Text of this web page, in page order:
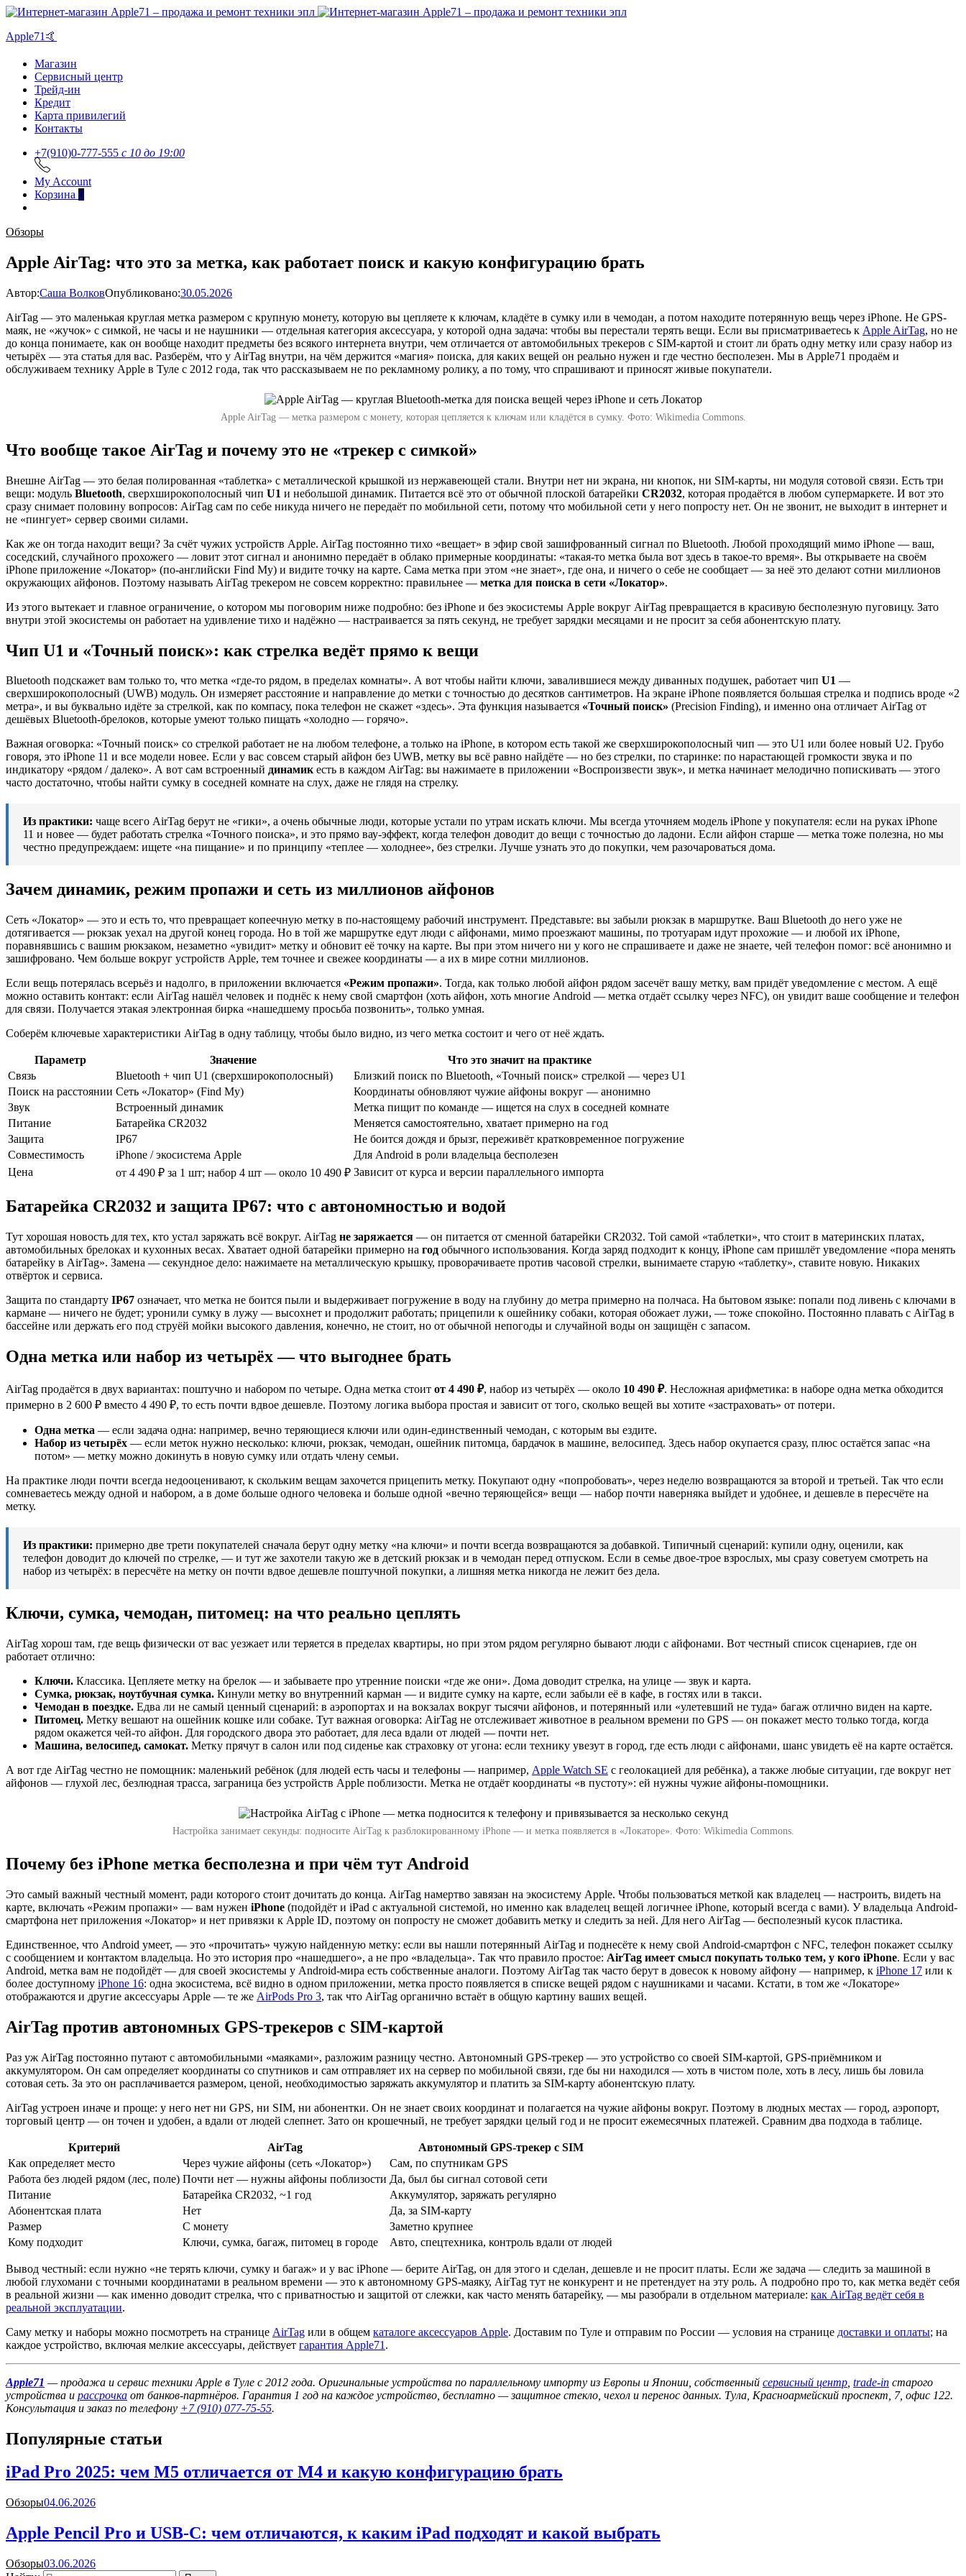
Apple71🤙
Магазин
Сервисный центр
Трейд-ин
Кредит
Карта привилегий
Контакты
+7(910)0-777-555 c 10 до 19:00
My Account
Корзина 0
Обзоры
Apple AirTag: что это за метка, как работает поиск и какую конфигурацию брать
Автор:Саша ВолковОпубликовано:30.05.2026
AirTag — это маленькая круглая метка размером с крупную монету, которую вы цепляете к ключам, кладёте в сумку или в чемодан, а потом находите потерянную вещь через iPhone. Не GPS-
маяк, не «жучок» с симкой, не часы и не наушники — отдельная категория аксессуара, у которой одна задача: чтобы вы перестали терять вещи. Если вы присматриваетесь к Apple AirTag, но не
до конца понимаете, как он вообще находит предметы без всякого интернета внутри, чем отличается от автомобильных трекеров с SIM-картой и стоит ли брать одну метку или сразу набор из
четырёх — эта статья для вас. Разберём, что у AirTag внутри, на чём держится «магия» поиска, для каких вещей он реально нужен и где честно бесполезен. Мы в Apple71 продаём и
обслуживаем технику Apple в Туле с 2012 года, так что рассказываем не по рекламному ролику, а по тому, что спрашивают и приносят живые покупатели.
Apple AirTag — метка размером с монету, которая цепляется к ключам или кладётся в сумку. Фото: Wikimedia Commons.
Что вообще такое AirTag и почему это не «трекер с симкой»
Внешне AirTag — это белая полированная «таблетка» с металлической крышкой из нержавеющей стали. Внутри нет ни экрана, ни кнопок, ни SIM-карты, ни модуля сотовой связи. Есть три
вещи: модуль Bluetooth, сверхширокополосный чип U1 и небольшой динамик. Питается всё это от обычной плоской батарейки CR2032, которая продаётся в любом супермаркете. И вот это
сразу снимает половину вопросов: AirTag сам по себе никуда ничего не передаёт по мобильной сети, потому что мобильной сети у него попросту нет. Он не звонит, не выходит в интернет и
не «пингует» сервер своими силами.
Как же он тогда находит вещи? За счёт чужих устройств Apple. AirTag постоянно тихо «вещает» в эфир свой зашифрованный сигнал по Bluetooth. Любой проходящий мимо iPhone — ваш,
соседский, случайного прохожего — ловит этот сигнал и анонимно передаёт в облако примерные координаты: «такая-то метка была вот здесь в такое-то время». Вы открываете на своём
iPhone приложение «Локатор» (по-английски Find My) и видите точку на карте. Сама метка при этом «не знает», где она, и ничего о себе не сообщает — за неё это делают сотни миллионов
окружающих айфонов. Поэтому называть AirTag трекером не совсем корректно: правильнее — метка для поиска в сети «Локатор».
Из этого вытекает и главное ограничение, о котором мы поговорим ниже подробно: без iPhone и без экосистемы Apple вокруг AirTag превращается в красивую бесполезную пуговицу. Зато
внутри этой экосистемы он работает на удивление тихо и надёжно — настраивается за пять секунд, не требует зарядки месяцами и не просит за себя абонентскую плату.
Чип U1 и «Точный поиск»: как стрелка ведёт прямо к вещи
Bluetooth подскажет вам только то, что метка «где-то рядом, в пределах комнаты». А вот чтобы найти ключи, завалившиеся между диванных подушек, работает чип U1 —
сверхширокополосный (UWB) модуль. Он измеряет расстояние и направление до метки с точностью до десятков сантиметров. На экране iPhone появляется большая стрелка и подпись вроде «2
метра», и вы буквально идёте за стрелкой, как по компасу, пока телефон не скажет «здесь». Эта функция называется «Точный поиск» (Precision Finding), и именно она отличает AirTag от
дешёвых Bluetooth-брелоков, которые умеют только пищать «холодно — горячо».
Важная оговорка: «Точный поиск» со стрелкой работает не на любом телефоне, а только на iPhone, в котором есть такой же сверхширокополосный чип — это U1 или более новый U2. Грубо
говоря, это iPhone 11 и все модели новее. Если у вас совсем старый айфон без UWB, метку вы всё равно найдёте — но без стрелки, по старинке: по нарастающей громкости звука и по
индикатору «рядом / далеко». А вот сам встроенный динамикесть в каждом AirTag: вы нажимаете в приложении «Воспроизвести звук», и метка начинает мелодично попискивать — этого
часто достаточно, чтобы найти сумку в соседней комнате на слух, даже не глядя на стрелку.
Из практики: чаще всего AirTag берут не «гики», а очень обычные люди, которые устали по утрам искать ключи. Мы всегда уточняем модель iPhone у покупателя: если на руках iPhone
11 и новее — будет работать стрелка «Точного поиска», и это прямо вау-эффект, когда телефон доводит до вещи с точностью до ладони. Если айфон старше — метка тоже полезна, но мы
честно предупреждаем: ищете «на пищание» и по принципу «теплее — холоднее», без стрелки. Лучше узнать это до покупки, чем разочароваться дома.
Зачем динамик, режим пропажи и сеть из миллионов айфонов
Сеть «Локатор» — это и есть то, что превращает копеечную метку в по-настоящему рабочий инструмент. Представьте: вы забыли рюкзак в маршрутке. Ваш Bluetooth до него уже не
дотягивается — рюкзак уехал на другой конец города. Но в той же маршрутке едут люди с айфонами, мимо проезжают машины, по тротуарам идут прохожие — и любой их iPhone,
поравнявшись с вашим рюкзаком, незаметно «увидит» метку и обновит её точку на карте. Вы при этом ничего ни у кого не спрашиваете и даже не знаете, чей телефон помог: всё анонимно и
зашифровано. Чем больше вокруг устройств Apple, тем точнее и свежее координаты — а их в мире сотни миллионов.
Если вещь потерялась всерьёз и надолго, в приложении включается «Режим пропажи». Тогда, как только любой айфон рядом засечёт вашу метку, вам придёт уведомление с местом. А ещё
можно оставить контакт: если AirTag нашёл человек и поднёс к нему свой смартфон (хоть айфон, хоть многие Android — метка отдаёт ссылку через NFC), он увидит ваше сообщение и телефон
для связи. Получается этакая электронная бирка «нашедшему просьба позвонить», только умная.
Соберём ключевые характеристики AirTag в одну таблицу, чтобы было видно, из чего метка состоит и чего от неё ждать.
Параметр Значение
Что это значит на практике
Связь
Bluetooth + чип U1 (сверхширокополосный)
Близкий поиск по Bluetooth, «Точный поиск» стрелкой — через U1
Поиск на расстоянии Сеть «Локатор» (Find My)
Координаты обновляют чужие айфоны вокруг — анонимно
Звук
Встроенный динамик
Метка пищит по команде — ищется на слух в соседней комнате
Питание
Батарейка CR2032
Меняется самостоятельно, хватает примерно на год
Защита
IP67
Не боится дождя и брызг, переживёт кратковременное погружение
Совместимость
iPhone / экосистема Apple
Для Android в роли владельца бесполезен
Цена
от 4 490 ₽ за 1 шт; набор 4 шт — около 10 490 ₽ Зависит от курса и версии параллельного импорта
Батарейка CR2032 и защита IP67: что с автономностью и водой
Тут хорошая новость для тех, кто устал заряжать всё вокруг. AirTag не заряжается — он питается от сменной батарейки CR2032. Той самой «таблетки», что стоит в материнских платах,
автомобильных брелоках и кухонных весах. Хватает одной батарейки примерно на год обычного использования. Когда заряд подходит к концу, iPhone сам пришлёт уведомление «пора менять
батарейку в AirTag». Замена — секундное дело: нажимаете на металлическую крышку, проворачиваете против часовой стрелки, вынимаете старую «таблетку», ставите новую. Никаких
отвёрток и сервиса.
Защита по стандарту IP67 означает, что метка не боится пыли и выдерживает погружение в воду на глубину до метра примерно на полчаса. На бытовом языке: попали под ливень с ключами в
кармане — ничего не будет; уронили сумку в лужу — высохнет и продолжит работать; прицепили к ошейнику собаки, которая обожает лужи, — тоже спокойно. Постоянно плавать с AirTag в
бассейне или держать его под струёй мойки высокого давления, конечно, не стоит, но от обычной непогоды и случайной воды он защищён с запасом.
Одна метка или набор из четырёх — что выгоднее брать
AirTag продаётся в двух вариантах: поштучно и набором по четыре. Одна метка стоит от 4 490 ₽, набор из четырёх — около 10 490 ₽. Несложная арифметика: в наборе одна метка обходится
примерно в 2 600 ₽ вместо 4 490 ₽, то есть почти вдвое дешевле. Поэтому логика выбора простая и зависит от того, сколько вещей вы хотите «застраховать» от потери.
Одна метка — если задача одна: например, вечно теряющиеся ключи или один-единственный чемодан, с которым вы ездите.
Набор из четырёх — если меток нужно несколько: ключи, рюкзак, чемодан, ошейник питомца, бардачок в машине, велосипед. Здесь набор окупается сразу, плюс остаётся запас «на
потом» — метку можно докинуть в новую сумку или отдать члену семьи.
На практике люди почти всегда недооценивают, к скольким вещам захочется прицепить метку. Покупают одну «попробовать», через неделю возвращаются за второй и третьей. Так что если
сомневаетесь между одной и набором, а в доме больше одного человека и больше одной «вечно теряющейся» вещи — набор почти наверняка выйдет и удобнее, и дешевле в пересчёте на
метку.
Из практики: примерно две трети покупателей сначала берут одну метку «на ключи» и почти всегда возвращаются за добавкой. Типичный сценарий: купили одну, оценили, как
телефон доводит до ключей по стрелке, — и тут же захотели такую же в детский рюкзак и в чемодан перед отпуском. Если в семье двое-трое взрослых, мы сразу советуем смотреть на
набор из четырёх: в пересчёте на метку он почти вдвое дешевле поштучной покупки, а лишняя метка никогда не лежит без дела.
Ключи, сумка, чемодан, питомец: на что реально цеплять
AirTag хорош там, где вещь физически от вас уезжает или теряется в пределах квартиры, но при этом рядом регулярно бывают люди с айфонами. Вот честный список сценариев, где он
работает отлично:
Ключи. Классика. Цепляете метку на брелок — и забываете про утренние поиски «где же они». Дома доводит стрелка, на улице — звук и карта.
Сумка, рюкзак, ноутбучная сумка. Кинули метку во внутренний карман — и видите сумку на карте, если забыли её в кафе, в гостях или в такси.
Чемодан в поездке. Едва ли не самый ценный сценарий: в аэропортах и на вокзалах вокруг тысячи айфонов, и потерянный или «улетевший не туда» багаж отлично виден на карте.
Питомец. Метку вешают на ошейник кошке или собаке. Тут важная оговорка: AirTag не отслеживает животное в реальном времени по GPS — он покажет место только тогда, когда
рядом окажется чей-то айфон. Для городского двора это работает, для леса вдали от людей — почти нет.
Машина, велосипед, самокат. Метку прячут в салон или под сиденье как страховку от угона: если технику увезут в город, где есть люди с айфонами, шанс увидеть её на карте остаётся.
А вот где AirTag честно не помощник: маленький ребёнок (для людей есть часы и телефоны — например, Apple Watch SE с геолокацией для ребёнка), а также любые ситуации, где вокруг нет
айфонов — глухой лес, безлюдная трасса, заграница без устройств Apple поблизости. Метка не отдаёт координаты «в пустоту»: ей нужны чужие айфоны-помощники.
Настройка занимает секунды: подносите AirTag к разблокированному iPhone — и метка появляется в «Локаторе». Фото: Wikimedia Commons.
Почему без iPhone метка бесполезна и при чём тут Android
Это самый важный честный момент, ради которого стоит дочитать до конца. AirTag намертво завязан на экосистему Apple. Чтобы пользоваться меткой как владелец — настроить, видеть на
карте, включать «Режим пропажи» — вам нужен iPhone (подойдёт и iPad с актуальной системой, но именно как владелец вещей логичнее iPhone, который всегда с вами). У владельца Android-
смартфона нет приложения «Локатор» и нет привязки к Apple ID, поэтому он попросту не сможет добавить метку и следить за ней. Для него AirTag — бесполезный кусок пластика.
Единственное, что Android умеет, — это «прочитать» чужую найденную метку: если вы нашли потерянный AirTag и поднесёте к нему свой Android-смартфон с NFC, телефон покажет ссылку
с сообщением и контактом владельца. Но это история про «нашедшего», а не про «владельца». Так что правило простое: AirTag имеет смысл покупать только тем, у кого iPhone. Если у вас
Android, метка вам не подойдёт — для своей экосистемы у Android-мира есть собственные аналоги. Поэтому AirTag так часто берут в довесок к новому айфону — например, к iPhone 17 или к
более доступному iPhone 16: одна экосистема, всё видно в одном приложении, метка просто появляется в списке вещей рядом с наушниками и часами. Кстати, в том же «Локаторе»
отображаются и другие аксессуары Apple — те же AirPods Pro 3, так что AirTag органично встаёт в общую картину ваших вещей.
AirTag против автономных GPS-трекеров с SIM-картой
Раз уж AirTag постоянно путают с автомобильными «маяками», разложим разницу честно. Автономный GPS-трекер — это устройство со своей SIM-картой, GPS-приёмником и
аккумулятором. Он сам определяет координаты со спутников и сам отправляет их на сервер по мобильной связи, где бы ни находился — хоть в чистом поле, хоть в лесу, лишь бы ловила
сотовая сеть. За это он расплачивается размером, ценой, необходимостью заряжать аккумулятор и платить за SIM-карту абонентскую плату.
AirTag устроен иначе и проще: у него нет ни GPS, ни SIM, ни абонентки. Он не знает своих координат и полагается на чужие айфоны вокруг. Поэтому в людных местах — город, аэропорт,
торговый центр — он точен и удобен, а вдали от людей слепнет. Зато он крошечный, не требует зарядки целый год и не просит ежемесячных платежей. Сравним два подхода в таблице.
Критерий AirTag
Автономный GPS-трекер с SIM
Как определяет место
Через чужие айфоны (сеть «Локатор»)
Сам, по спутникам GPS
Работа без людей рядом (лес, поле) Почти нет — нужны айфоны поблизости Да, был бы сигнал сотовой сети
Питание
Батарейка CR2032, ~1 год
Аккумулятор, заряжать регулярно
Абонентская плата
Нет
Да, за SIM-карту
Размер
С монету
Заметно крупнее
Кому подходит
Ключи, сумка, багаж, питомец в городе Авто, спецтехника, контроль вдали от людей
Вывод честный: если нужно «не терять ключи, сумку и багаж» и у вас iPhone — берите AirTag, он для этого и сделан, дешевле и не просит платы. Если же задача — следить за машиной в
любой глухомани с точными координатами в реальном времени — это к автономному GPS-маяку, AirTag тут не конкурент и не претендует на эту роль. А подробно про то, как метка ведёт себя
в реальной жизни — как именно доводит стрелка, что с приватностью и защитой от слежки, как часто менять батарейку, — мы разобрали в отдельном материале: как AirTag ведёт себя в
реальной эксплуатации.
Саму метку и наборы можно посмотреть на странице AirTag или в общем каталоге аксессуаров Apple. Доставим по Туле и отправим по России — условия на странице доставки и оплаты; на
каждое устройство, включая мелкие аксессуары, действует гарантия Apple71 .
Apple71 — продажа и сервис техники Apple в Туле с 2012 года. Оригинальные устройства по параллельному импорту из Европы и Японии, собственный сервисный центр trade-in старого
устройства и рассрочка от банков-партнёров. Гарантия 1 год на каждое устройство, бесплатно — защитное стекло, чехол и перенос данных. Тула, Красноармейский проспект, 7, офис 122.
Консультация и заказ по телефону +7 (910) 077-75-55.
Популярные статьи
iPad Pro 2025: чем M5 отличается от M4 и какую конфигурацию брать
Обзоры04.06.2026
Apple Pencil Pro и USB-C: чем отличаются, к каким iPad подходят и какой выбрать
Обзоры03.06.2026